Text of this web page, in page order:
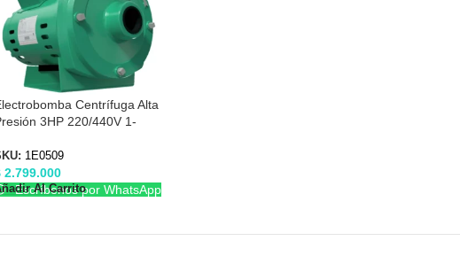
Centrífuga Alta
3HP 220/440V 1-
1E0509
2.799.000
Al Carrito
Escríbenos por WhatsApp